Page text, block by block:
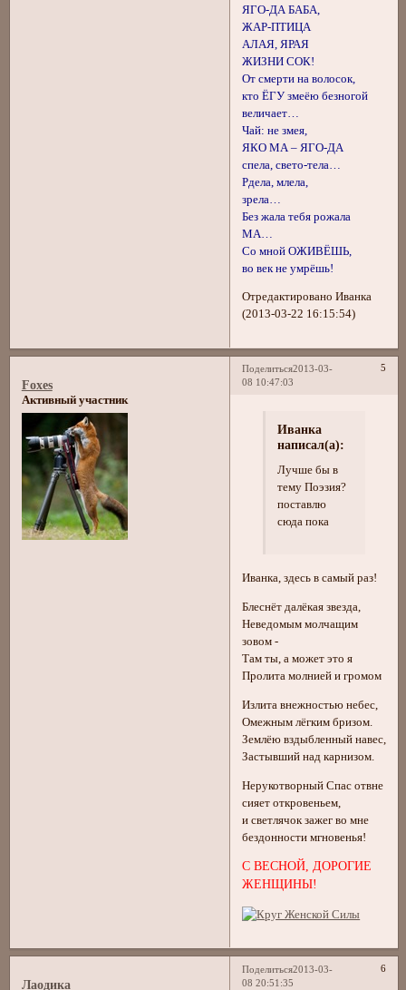
ЯГО-ДА БАБА,
ЖАР-ПТИЦА
АЛАЯ, ЯРАЯ
ЖИЗНИ СОК!
От смерти на волосок,
кто ЁГУ змеёю безногой
величает…
Чай: не змея,
ЯКО МА – ЯГО-ДА
спела, свето-тела…
Рдела, млела,
зрела…
Без жала тебя рожала
МА…
Со мной ОЖИВЁШЬ,
во век не умрёшь!
Отредактировано Иванка
(2013-03-22 16:15:54)
Поделиться 5
2013-03-
08 10:47:03
Foxes
Активный участник
Иванка
написал(а):
Лучше бы в
тему Поэзия?
поставлю
сюда пока
Иванка, здесь в самый раз!
Блеснёт далёкая звезда,
Неведомым молчащим
зовом -
Там ты, а может это я
Пролита молнией и громом
Излита внежностью небес,
Омежным лёгким бризом.
Землёю вздыбленный навес,
Застывший над карнизом.
Нерукотворный Спас отвне
сияет откровеньем,
и светлячок зажег во мне
бездонности мгновенья!
С ВЕСНОЙ, ДОРОГИЕ
ЖЕНЩИНЫ!
Поделиться 6
2013-03-
08 20:51:35
Лаодика